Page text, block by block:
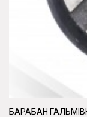
БАРАБАН